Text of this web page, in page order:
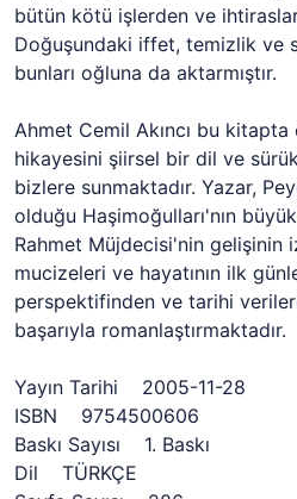
bütün kötü işlerden ve
Doğuşundaki iffet, temizlik ve
bunları oğluna da aktarmıştır.
Ahmet Cemil Akıncı bu kitapta
hikayesini şiirsel bir dil ve
bizlere sunmaktadır. Yazar,
olduğu Haşimoğulları'nın
Rahmet Müjdecisi'nin gelişinin
mucizeleri ve hayatının ilk
perspektifinden ve tarihi
başarıyla romanlaştırmaktadır.
Yayın Tarihi 2005-11-28
ISBN 9754500606
Baskı Sayısı 1. Baskı
Dil TÜRKÇE